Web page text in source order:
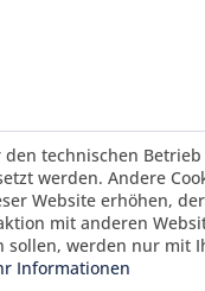
den technischen
werden. Andere
Website erhöhen, der
mit anderen
sollen, werden nur mit
Informationen